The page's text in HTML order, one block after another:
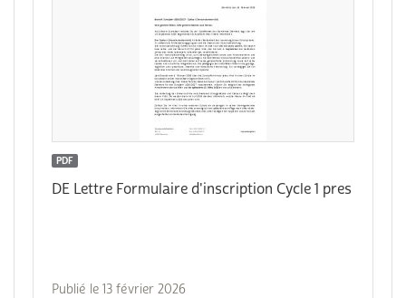
PDF
DE Lettre Formulaire d'inscription Cycle 1 pres
Publié le 13 février 2026